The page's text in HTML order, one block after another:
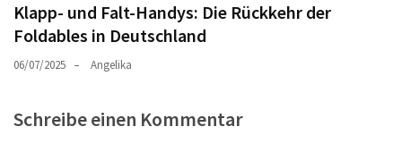
Klapp- und Falt-Handys: Die Rückkehr der
Foldables in Deutschland
06/07/2025 Angelika
Schreibe einen Kommentar